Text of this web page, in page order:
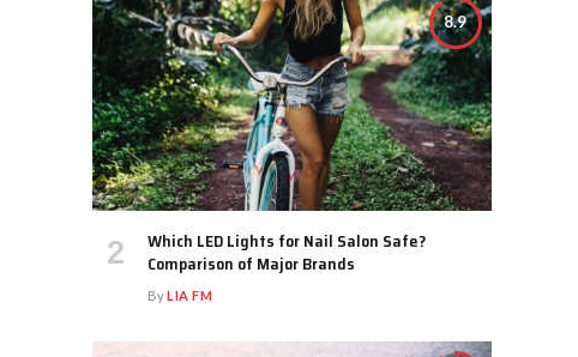
8.9
Which LED Lights for Nail Salon Safe?
Comparison of Major Brands
ByLIA FM